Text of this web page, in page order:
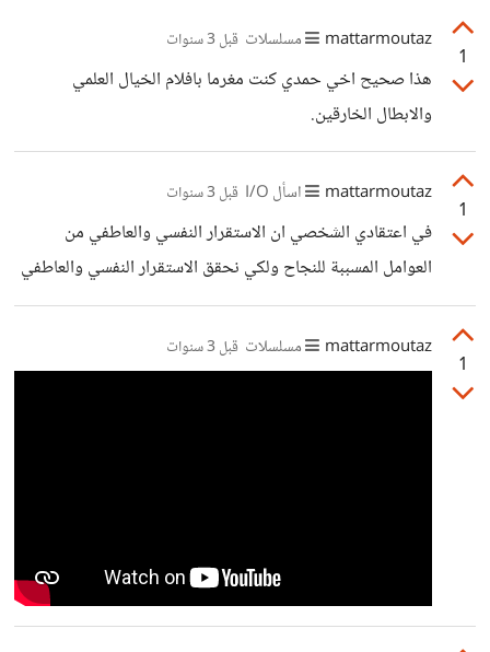
1
mattarmoutaz مسلسلات قبل 3 سنوات
هذا صحيح اخي حمدي كنت مغرما بافلام الخيال العلمي
والابطال الخارقين.
1
mattarmoutaz اسأل I/O قبل 3 سنوات
في اعتقادي الشخصي ان الاستقرار النفسي والعاطفي من
العوامل المسببة للنجاح ولكي نحقق الاستقرار النفسي والعاطفي
لابد من الزواج وتكوين اسرة فالانسان كائن اجتماعي خلق في
هذا العالم ليتفاعل مع الاخرين والالم من حوله وليكون الاسرة
وليأخذ مكانه في المجتمع.
1
mattarmoutaz مسلسلات قبل 3 سنوات